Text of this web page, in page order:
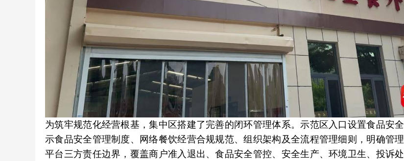
为筑牢规范化经营根基，集中区搭建了完善的闭环管理体系。示范区入口设置食品安
示食品安全管理制度、网络餐饮经营合规规范、组织架构及全流程管理细则，明确管
平台三方责任边界，覆盖商户准入退出、食品安全管控、安全生产、环境卫生、投诉